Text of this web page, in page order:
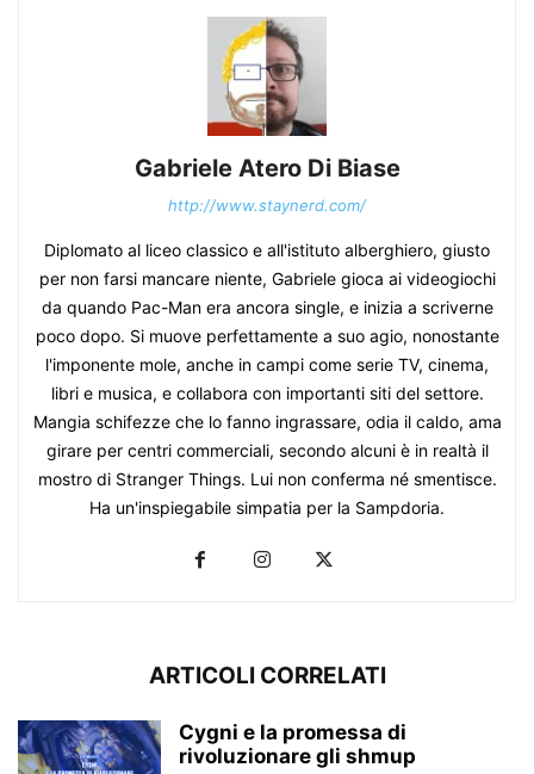
Gabriele Atero Di Biase
http://www.staynerd.com/
Diplomato al liceo classico e all'istituto alberghiero, giusto
per non farsi mancare niente, Gabriele gioca ai videogiochi
da quando Pac-Man era ancora single, e inizia a scriverne
poco dopo. Si muove perfettamente a suo agio, nonostante
l'imponente mole, anche in campi come serie TV, cinema,
libri e musica, e collabora con importanti siti del settore.
Mangia schifezze che lo fanno ingrassare, odia il caldo, ama
girare per centri commerciali, secondo alcuni è in realtà il
mostro di Stranger Things. Lui non conferma né smentisce.
Ha un'inspiegabile simpatia per la Sampdoria.
ARTICOLI CORRELATI
Cygni e la promessa di
rivoluzionare gli shmup